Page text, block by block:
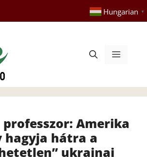
Hungarian ▼
Menü
Amerika
hagyja hátra a
ukrajnai